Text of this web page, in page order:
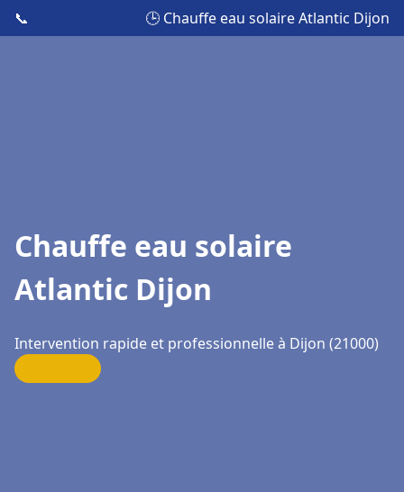
📞 🕒 Chauffe eau solaire Atlantic Dijon
Chauffe eau solaire
Atlantic Dijon
Intervention rapide et professionnelle à Dijon (21000)